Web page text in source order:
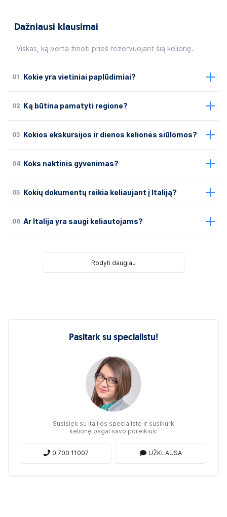
Dažniausi klausimai
Viskas, ką verta žinoti prieš rezervuojant šią kelionę.
01 Kokie yra vietiniai paplūdimiai?
02 Ką būtina pamatyti regione?
03 Kokios ekskursijos ir dienos kelionės siūlomos?
04 Koks naktinis gyvenimas?
05 Kokių dokumentų reikia keliaujant į Italiją?
06 Ar Italija yra saugi keliautojams?
Rodyti daugiau
Pasitark su specialistu!
Susisiek su Italijos specialiste ir susikurk
kelionę pagal savo poreikius:
0 700 11007 UŽKLAUSA